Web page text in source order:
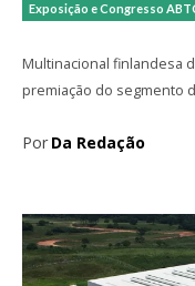
Exposição e Congresso
Multinacional finlandesa
premiação do segmento
Por Da Redação